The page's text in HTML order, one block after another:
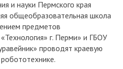
и науки Пермского края
общеобразовательная школа
предметов
г. Перми» и ГБОУ
проводят краевую